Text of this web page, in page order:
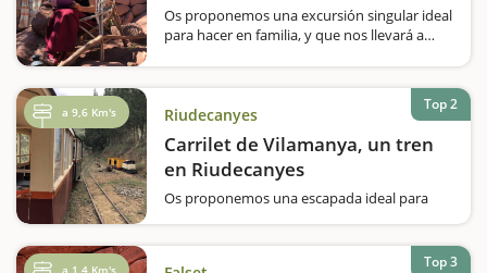
Os proponemos una excursión singular ideal
para hacer en familia, y que nos llevará a
que esconde una atmósfera de brujería y
misterio, rodeado de un paisaje
extraordinario.Inicialmente…
a 9,6 Km's Riudecanyes
Carrilet de Vilamanya, un tren
en Riudecanyes
Os proponemos una escapada ideal para
término de Riudecanyes donde podrá subir
Top 2
a 1,4 Km's Top 3